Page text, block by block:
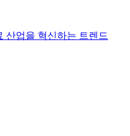
산업을 혁신하는 트렌드